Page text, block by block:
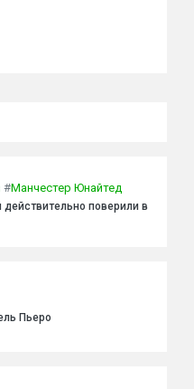
#Манчестер Юнайтед
поверили в
Пьеро